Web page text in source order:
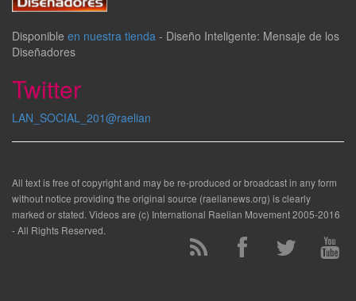
Disponible en nuestra tienda - Diseño Inteligente: Mensaje de los
Diseñadores
Twitter
LAN_SOCIAL_201@raelian
All text is free of copyright and may be re-produced or broadcast in any form
without notice providing the original source (raelianews.org) is clearly
marked or stated. Videos are (c) International Raelian Movement 2005-2016
- All Rights Reserved.